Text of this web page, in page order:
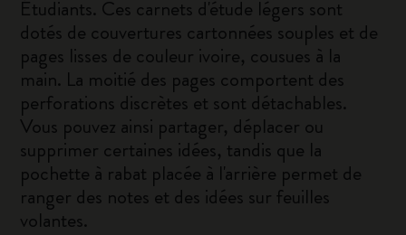
Étudiants. Ces carnets d'étude légers sont
dotés de couvertures cartonnées souples et de
pages lisses de couleur ivoire, cousues à la
main. La moitié des pages comportent des
perforations discrètes et sont détachables.
Vous pouvez ainsi partager, déplacer ou
supprimer certaines idées, tandis que la
pochette à rabat placée à l'arrière permet de
ranger des notes et des idées sur feuilles
volantes.